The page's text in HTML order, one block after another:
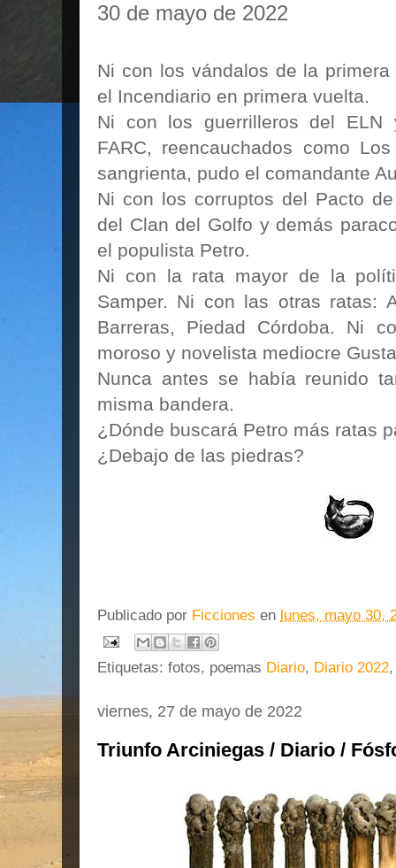
30 de mayo de 2022
Ni con los vándalos de la
el Incendiario en primera vuelta.
Ni con los guerrilleros del
FARC, reencauchados como
sangrienta, pudo el comandante
Ni con los corruptos del Pacto
del Clan del Golfo y demás
el populista Petro.
Ni con la rata mayor de la
Samper. Ni con las otras ratas:
Barreras, Piedad Córdoba. Ni
moroso y novelista mediocre
Nunca antes se había reunido
misma bandera.
¿Dónde buscará Petro más ratas
¿Debajo de las piedras?
Publicado por Ficciones en lunes, mayo 30,
Etiquetas: fotos, poemas Diario, Diario 2022
viernes, 27 de mayo de 2022
Triunfo Arciniegas / Diario /